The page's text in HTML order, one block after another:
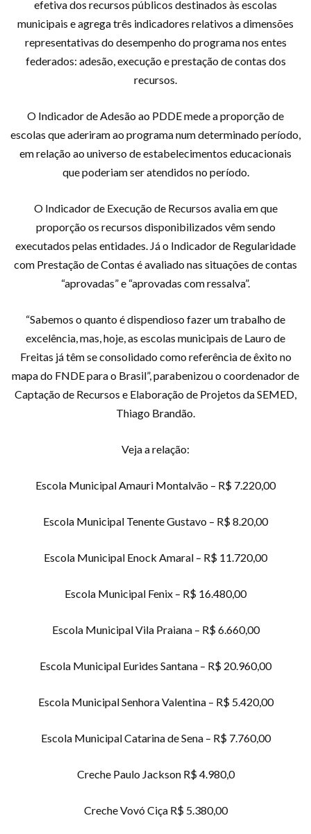
efetiva dos recursos públicos destinados às escolas
municipais e agrega três indicadores relativos a dimensões
representativas do desempenho do programa nos entes
federados: adesão, execução e prestação de contas dos
recursos.
O Indicador de Adesão ao PDDE mede a proporção de
escolas que aderiram ao programa num determinado período,
em relação ao universo de estabelecimentos educacionais
que poderiam ser atendidos no período.
O Indicador de Execução de Recursos avalia em que
proporção os recursos disponibilizados vêm sendo
executados pelas entidades. Já o Indicador de Regularidade
com Prestação de Contas é avaliado nas situações de contas
“aprovadas” e “aprovadas com ressalva”.
“Sabemos o quanto é dispendioso fazer um trabalho de
excelência, mas, hoje, as escolas municipais de Lauro de
Freitas já têm se consolidado como referência de êxito no
mapa do FNDE para o Brasil”, parabenizou o coordenador de
Captação de Recursos e Elaboração de Projetos da SEMED,
Thiago Brandão.
Veja a relação:
Escola Municipal Amauri Montalvão – R$ 7.220,00
Escola Municipal Tenente Gustavo – R$ 8.20,00
Escola Municipal Enock Amaral – R$ 11.720,00
Escola Municipal Fenix – R$ 16.480,00
Escola Municipal Vila Praiana – R$ 6.660,00
Escola Municipal Eurides Santana – R$ 20.960,00
Escola Municipal Senhora Valentina – R$ 5.420,00
Escola Municipal Catarina de Sena – R$ 7.760,00
Creche Paulo Jackson R$ 4.980,0
Creche Vovó Ciça R$ 5.380,00